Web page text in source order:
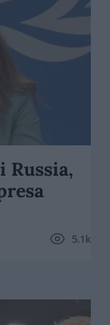
Russia,
5.1k